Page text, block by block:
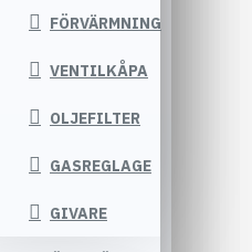
FÖRVÄRMNING
VENTILKÅPA
OLJEFILTER
GASREGLAGE
GIVARE